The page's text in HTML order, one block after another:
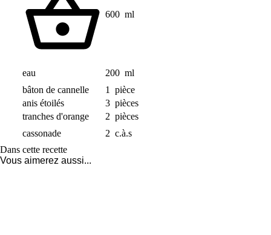
600 ml
eau 200 ml
bâton de cannelle
1
pièce
anis étoilés
3 pièces
tranches d'orange
2 pièces
cassonade
2 c.à.s
Dans cette recette
Vous aimerez aussi...